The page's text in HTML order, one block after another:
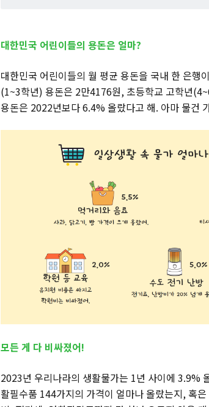
대한민국 어린이들의 용돈은 얼마?
대한민국 어린이들의 월 평균 용돈을 국내 한 은행
(1~3학년) 용돈은 2만4176원, 초등학교 고학년
용돈은 2022년보다 6.4% 올랐다고 해. 아마 물건
모든 게 다 비싸졌어!
2023년 우리나라의 생활물가는 1년 사이에 3.9%
활필수품 144가지의 가격이 얼마나 올랐는지, 혹